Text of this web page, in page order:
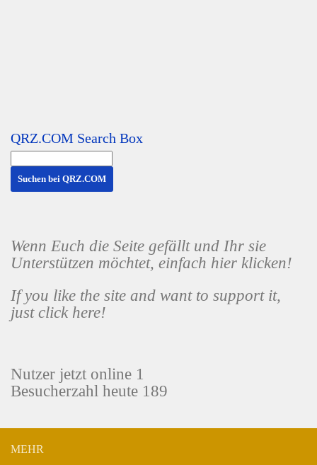
QRZ.COM Search Box
Wenn Euch die Seite gefällt und Ihr sie
Unterstützen möchtet, einfach hier klicken!
If you like the site and want to support it,
just click here!
Nutzer jetzt online 1
Besucherzahl heute 189
MEHR